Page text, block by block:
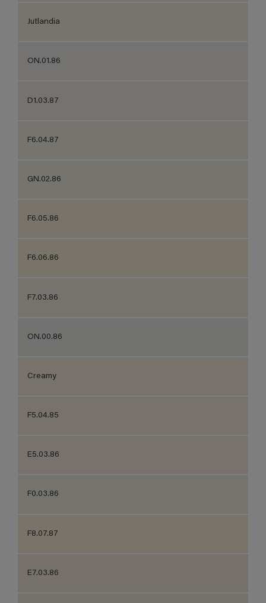
Jutlandia
ON.01.86
D1.03.87
F6.04.87
GN.02.86
F6.05.86
F6.06.86
F7.03.86
ON.00.86
Creamy
F5.04.85
E5.03.86
F0.03.86
F8.07.87
E7.03.86